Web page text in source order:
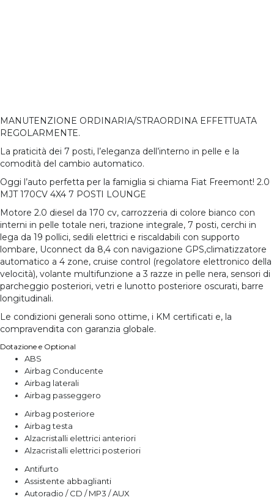
MANUTENZIONE ORDINARIA/STRAORDINA EFFETTUATA
REGOLARMENTE.
La praticità dei 7 posti, l’eleganza dell’interno in pelle e la
comodità del cambio automatico.
Oggi l’auto perfetta per la famiglia si chiama Fiat Freemont! 2.0
MJT 170CV 4X4 7 POSTI LOUNGE
Motore 2.0 diesel da 170 cv, carrozzeria di colore bianco con
interni in pelle totale neri, trazione integrale, 7 posti, cerchi in
lega da 19 pollici, sedili elettrici e riscaldabili con supporto
lombare, Uconnect da 8,4 con navigazione GPS,climatizzatore
automatico a 4 zone, cruise control (regolatore elettronico della
velocità), volante multifunzione a 3 razze in pelle nera, sensori di
parcheggio posteriori, vetri e lunotto posteriore oscurati, barre
longitudinali.
Le condizioni generali sono ottime, i KM certificati e, la
compravendita con garanzia globale.
Dotazione e Optional
ABS
Airbag Conducente
Airbag laterali
Airbag passeggero
Airbag posteriore
Airbag testa
Alzacristalli elettrici anteriori
Alzacristalli elettrici posteriori
Antifurto
Assistente abbaglianti
Autoradio / CD / MP3 / AUX